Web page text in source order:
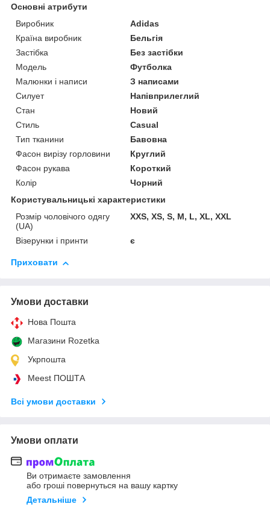
Основні атрибути
Виробник
Adidas
Країна виробник
Бельгія
Застібка
Без застібки
Модель
Футболка
Малюнки і написи
З написами
Силует
Напівприлеглий
Стан
Новий
Стиль
Casual
Тип тканини
Бавовна
Фасон вирізу горловини
Круглий
Фасон рукава
Короткий
Колір
Чорний
Користувальницькі характеристики
Розмір чоловічого одягу
(UA)
XXS, XS, S, M, L, XL, XXL
Візерунки і принти є
Приховати
Умови доставки
Нова Пошта
Магазини Rozetka
Укрпошта
Meest ПОШТА
Всі умови доставки
Умови оплати
Ви отримаєте замовлення
або гроші повернуться на вашу картку
Детальніше